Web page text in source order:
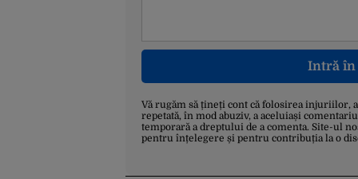
Intră în
Vă rugăm să țineți cont că folosirea
repetată, în mod abuziv, a aceluiași
temporară a dreptului de a comenta. Site-ul
pentru înțelegere și pentru contribuția la o